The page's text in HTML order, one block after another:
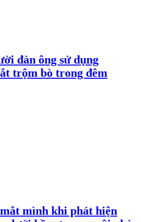
đàn ông sử dụng
trộm bò trong đêm
mình khi phát hiện